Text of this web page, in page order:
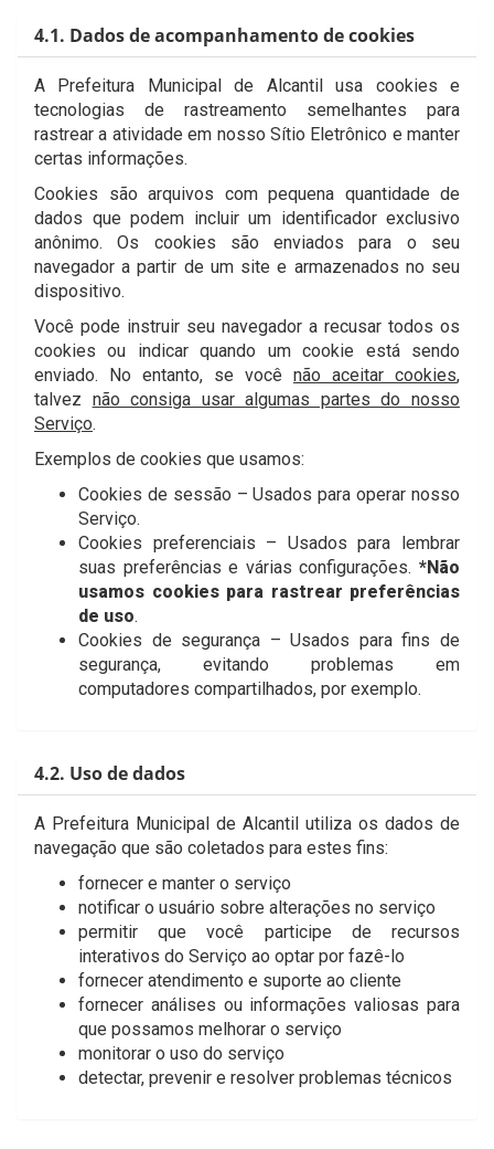
4.1. Dados de acompanhamento de cookies
A Prefeitura Municipal de Alcantil usa cookies e
tecnologias de rastreamento semelhantes para
rastrear a atividade em nosso Sítio Eletrônico e manter
certas informações.
Cookies são arquivos com pequena quantidade de
dados que podem incluir um identificador exclusivo
anônimo. Os cookies são enviados para o seu
navegador a partir de um site e armazenados no seu
dispositivo.
Você pode instruir seu navegador a recusar todos os
cookies ou indicar quando um cookie está sendo
enviado. No entanto, se você não aceitar cookies,
talvez não consiga usar algumas partes do nosso
Serviço.
Exemplos de cookies que usamos:
Cookies de sessão – Usados para operar nosso
Serviço.
Cookies preferenciais – Usados para lembrar
suas preferências e várias configurações. *Não
usamos cookies para rastrear preferências
de uso.
Cookies de segurança – Usados para fins de
segurança, evitando problemas em
computadores compartilhados, por exemplo.
4.2. Uso de dados
A Prefeitura Municipal de Alcantil utiliza os dados de
navegação que são coletados para estes fins:
fornecer e manter o serviço
notificar o usuário sobre alterações no serviço
permitir que você participe de recursos
interativos do Serviço ao optar por fazê-lo
fornecer atendimento e suporte ao cliente
fornecer análises ou informações valiosas para
que possamos melhorar o serviço
monitorar o uso do serviço
detectar, prevenir e resolver problemas técnicos